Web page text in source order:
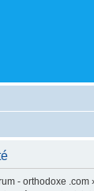
- orthodoxe